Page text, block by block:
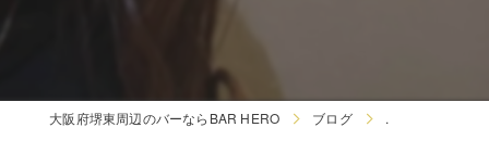
大阪府堺東周辺のバーならBAR HERO ブログ .